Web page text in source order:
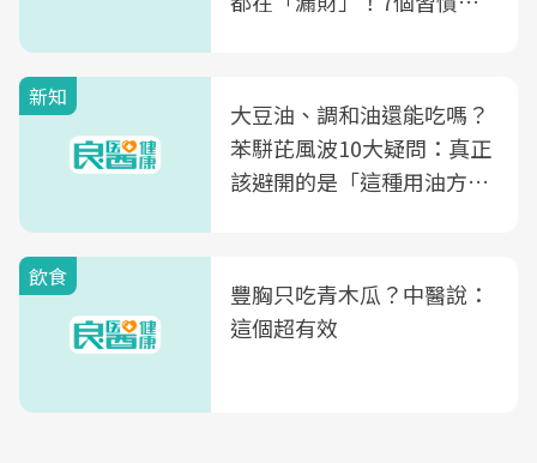
新知
大豆油、調和油還能吃嗎？
苯駢芘風波10大疑問：真正
該避開的是「這種用油方
飲食
豐胸只吃青木瓜？中醫說：
這個超有效